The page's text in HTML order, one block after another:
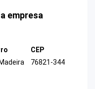
empresa
CEP
76821-344